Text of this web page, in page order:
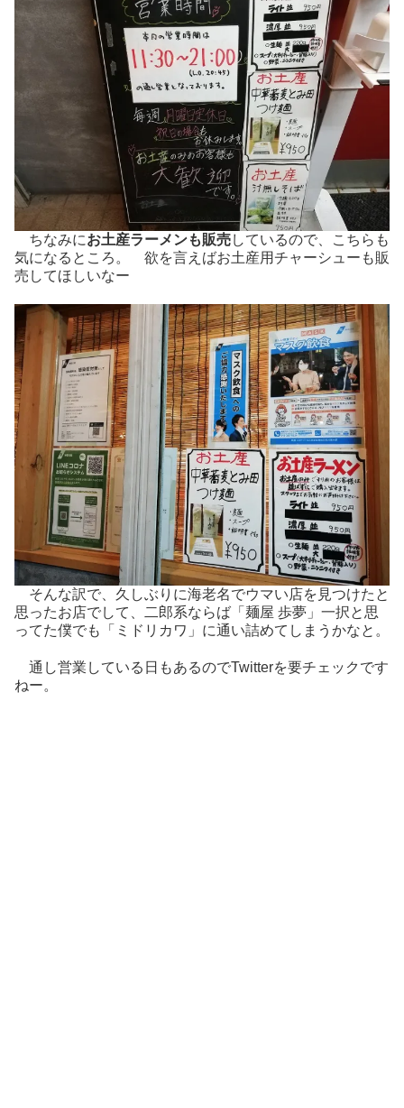
ちなみにお土産ラーメンも販売しているので、こちらも
気になるところ。 欲を言えばお土産用チャーシューも販
売してほしいなー
そんな訳で、久しぶりに海老名でウマい店を見つけたと
思ったお店でして、二郎系ならば「麺屋 歩夢」一択と思
ってた僕でも「ミドリカワ」に通い詰めてしまうかなと。
通し営業している日もあるのでTwitterを要チェックです
ねー。